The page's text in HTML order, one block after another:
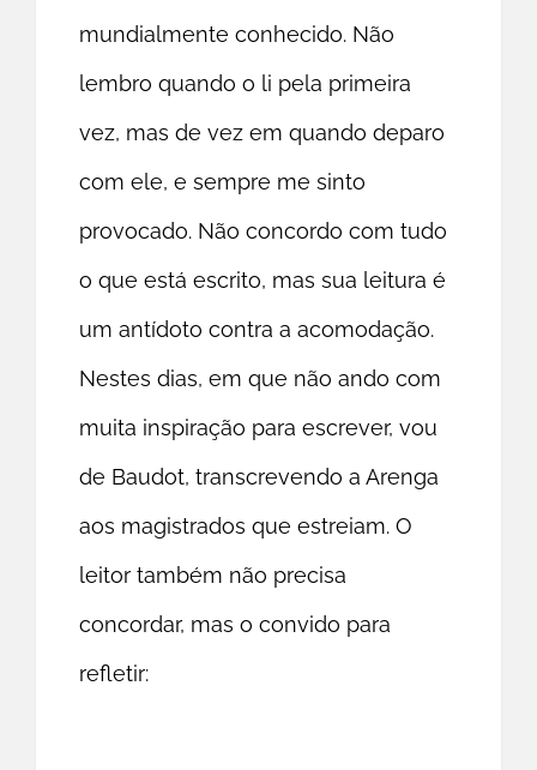
mundialmente conhecido. Não
lembro quando o li pela primeira
vez, mas de vez em quando deparo
com ele, e sempre me sinto
provocado. Não concordo com tudo
o que está escrito, mas sua leitura é
um antídoto contra a acomodação.
Nestes dias, em que não ando com
muita inspiração para escrever, vou
de Baudot, transcrevendo a Arenga
aos magistrados que estreiam. O
leitor também não precisa
concordar, mas o convido para
refletir: